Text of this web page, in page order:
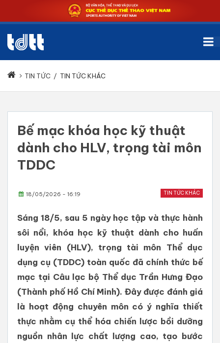
TIN TỨC / TIN TỨC KHÁC
Bế mạc khóa học kỹ thuật
dành cho HLV, trọng tài môn
TDDC
TIN TỨC KHÁC
18/05/2026 - 16:19
Sáng 18/5, sau 5 ngày học tập và thực hành
sôi nổi, khóa học kỹ thuật dành cho huấn
luyện viên (HLV), trọng tài môn Thể dục
dụng cụ (TDDC) toàn quốc đã chính thức bế
mạc tại Câu lạc bộ Thể dục Trần Hưng Đạo
(Thành phố Hồ Chí Minh). Đây được đánh giá
là hoạt động chuyên môn có ý nghĩa thiết
thực nhằm cụ thể hóa chiến lược bồi dưỡng
nguồn nhân lực chất lượng cao, tạo bước